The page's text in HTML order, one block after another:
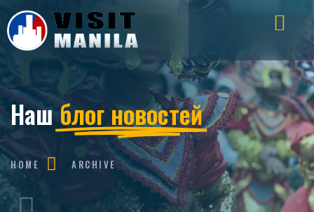
Нашблог новостей
HOME ARCHIVE